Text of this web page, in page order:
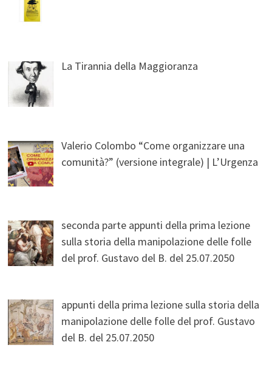
La Tirannia della Maggioranza
Valerio Colombo “Come organizzare una
comunità?” (versione integrale) | L’Urgenza
seconda parte appunti della prima lezione
sulla storia della manipolazione delle folle
del prof. Gustavo del B. del 25.07.2050
appunti della prima lezione sulla storia della
manipolazione delle folle del prof. Gustavo
del B. del 25.07.2050